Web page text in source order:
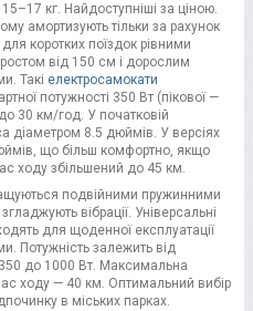
кг. Найдоступніші за ціною.
амортизують тільки за рахунок
коротких поїздок рівними
від 150 см і дорослим
Такі електросамокати
потужності 350 Вт (пікової —
30 км/год. У початковій
діаметром 8.5 дюймів. У версіях
що більш комфортно, якщо
ходу збільшений до 45 км.
подвійними пружинними
вібрації. Універсальні
для щоденної експлуатації
Потужність залежить від
до 1000 Вт. Максимальна
ходу — 40 км. Оптимальний вибір
в міських парках.